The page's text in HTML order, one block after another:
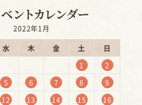
2022年1月
水 木 金 土
日
1
2
5 6 7 8
9
12 13 14 15
16